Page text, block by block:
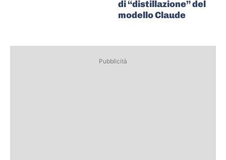
di “distillazione” del
modello Claude
Pubblicità